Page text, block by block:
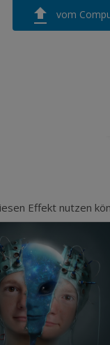
vom
Effekt nutzen